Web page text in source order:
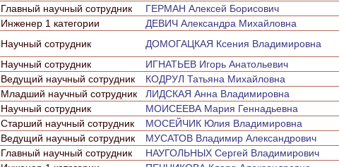
Главный научный сотрудник
ГЕРМАН Алексей Борисович
Инженер 1 категории
ДЕВИЧ Александра Михайловна
Научный сотрудник
ДОМОГАЦКАЯ Ксения Владимировна
Научный сотрудник
ИГНАТЬЕВ Игорь Анатольевич
Ведущий научный сотрудник
КОДРУЛ Татьяна Михайловна
Младший научный сотрудник
ЛИДСКАЯ Анна Владимировна
Научный сотрудник
МОИСЕЕВА Мария Геннадьевна
Старший научный сотрудник
МОСЕЙЧИК Юлия Владимировна
Ведущий научный сотрудник
МУСАТОВ Владимир Александрович
Главный научный сотрудник
НАУГОЛЬНЫХ Сергей Владимирович